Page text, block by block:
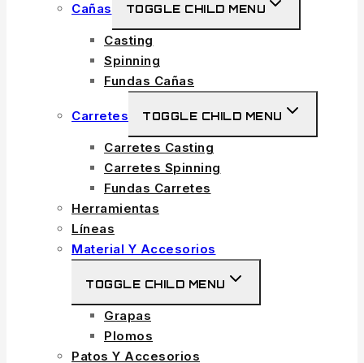
Cañas TOGGLE CHILD MENU
Casting
Spinning
Fundas Cañas
Carretes TOGGLE CHILD MENU
Carretes Casting
Carretes Spinning
Fundas Carretes
Herramientas
Líneas
Material Y Accesorios
TOGGLE CHILD MENU
Grapas
Plomos
Patos Y Accesorios